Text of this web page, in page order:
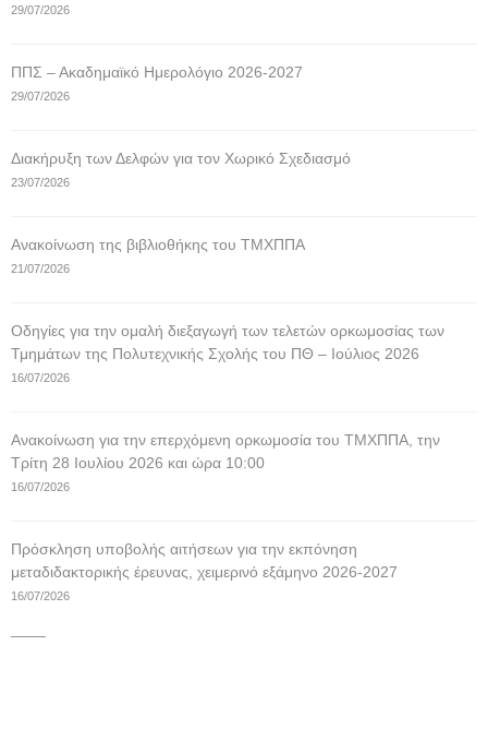
29/07/2026
ΠΠΣ – Ακαδημαϊκό Ημερολόγιο 2026-2027
29/07/2026
Διακήρυξη των Δελφών για τον Χωρικό Σχεδιασμό
23/07/2026
Ανακοίνωση της βιβλιοθήκης του ΤΜΧΠΠΑ
21/07/2026
Οδηγίες για την ομαλή διεξαγωγή των τελετών ορκωμοσίας των
Τμημάτων της Πολυτεχνικής Σχολής του ΠΘ – Ιούλιος 2026
16/07/2026
Ανακοίνωση για την επερχόμενη ορκωμοσία του ΤΜΧΠΠΑ, την
Τρίτη 28 Ιουλίου 2026 και ώρα 10:00
16/07/2026
Πρόσκληση υποβολής αιτήσεων για την εκπόνηση
μεταδιδακτορικής έρευνας, χειμερινό εξάμηνο 2026-2027
16/07/2026